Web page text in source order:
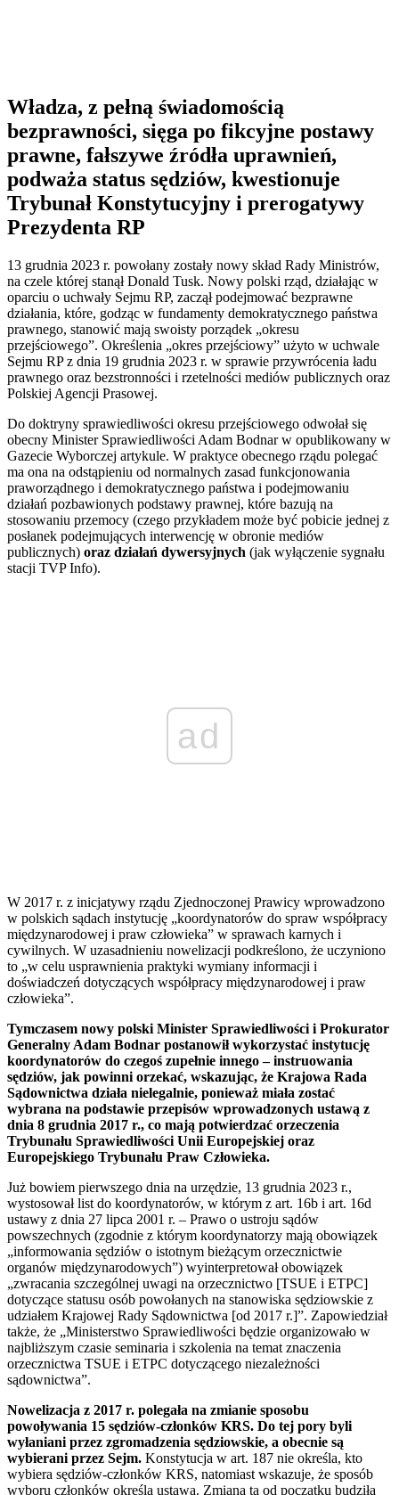
Władza, z pełną świadomością
bezprawności, sięga po fikcyjne postawy
prawne, fałszywe źródła uprawnień,
podważa status sędziów, kwestionuje
Trybunał Konstytucyjny i prerogatywy
Prezydenta RP
13 grudnia 2023 r. powołany zostały nowy skład Rady Ministrów,
na czele której stanął Donald Tusk. Nowy polski rząd, działając w
oparciu o uchwały Sejmu RP, zaczął podejmować bezprawne
działania, które, godząc w fundamenty demokratycznego państwa
prawnego, stanowić mają swoisty porządek „okresu
przejściowego”. Określenia „okres przejściowy” użyto w uchwale
Sejmu RP z dnia 19 grudnia 2023 r. w sprawie przywrócenia ładu
prawnego oraz bezstronności i rzetelności mediów publicznych oraz
Polskiej Agencji Prasowej.
Do doktryny sprawiedliwości okresu przejściowego odwołał się
obecny Minister Sprawiedliwości Adam Bodnar w opublikowany w
Gazecie Wyborczej artykule. W praktyce obecnego rządu polegać
ma ona na odstąpieniu od normalnych zasad funkcjonowania
praworządnego i demokratycznego państwa i podejmowaniu
działań pozbawionych podstawy prawnej, które bazują na
stosowaniu przemocy (czego przykładem może być pobicie jednej z
posłanek podejmujących interwencję w obronie mediów
publicznych) oraz działań dywersyjnych (jak wyłączenie sygnału
stacji TVP Info).
ad
W 2017 r. z inicjatywy rządu Zjednoczonej Prawicy wprowadzono
w polskich sądach instytucję „koordynatorów do spraw współpracy
międzynarodowej i praw człowieka” w sprawach karnych i
cywilnych. W uzasadnieniu nowelizacji podkreślono, że uczyniono
to „w celu usprawnienia praktyki wymiany informacji i
doświadczeń dotyczących współpracy międzynarodowej i praw
człowieka”.
Tymczasem nowy polski Minister Sprawiedliwości i Prokurator
Generalny Adam Bodnar postanowił wykorzystać instytucję
koordynatorów do czegoś zupełnie innego – instruowania
sędziów, jak powinni orzekać, wskazując, że Krajowa Rada
Sądownictwa działa nielegalnie, ponieważ miała zostać
wybrana na podstawie przepisów wprowadzonych ustawą z
dnia 8 grudnia 2017 r., co mają potwierdzać orzeczenia
Trybunału Sprawiedliwości Unii Europejskiej oraz
Europejskiego Trybunału Praw Człowieka.
Już bowiem pierwszego dnia na urzędzie, 13 grudnia 2023 r.,
wystosował list do koordynatorów, w którym z art. 16b i art. 16d
ustawy z dnia 27 lipca 2001 r. – Prawo o ustroju sądów
powszechnych (zgodnie z którym koordynatorzy mają obowiązek
„informowania sędziów o istotnym bieżącym orzecznictwie
organów międzynarodowych”) wyinterpretował obowiązek
„zwracania szczególnej uwagi na orzecznictwo [TSUE i ETPC]
dotyczące statusu osób powołanych na stanowiska sędziowskie z
udziałem Krajowej Rady Sądownictwa [od 2017 r.]”. Zapowiedział
także, że „Ministerstwo Sprawiedliwości będzie organizowało w
najbliższym czasie seminaria i szkolenia na temat znaczenia
orzecznictwa TSUE i ETPC dotyczącego niezależności
sądownictwa”.
Nowelizacja z 2017 r. polegała na zmianie sposobu
powoływania 15 sędziów-członków KRS. Do tej pory byli
wyłaniani przez zgromadzenia sędziowskie, a obecnie są
wybierani przez Sejm. Konstytucja w art. 187 nie określa, kto
wybiera sędziów-członków KRS, natomiast wskazuje, że sposób
wyboru członków określa ustawa. Zmiana ta od początku budziła